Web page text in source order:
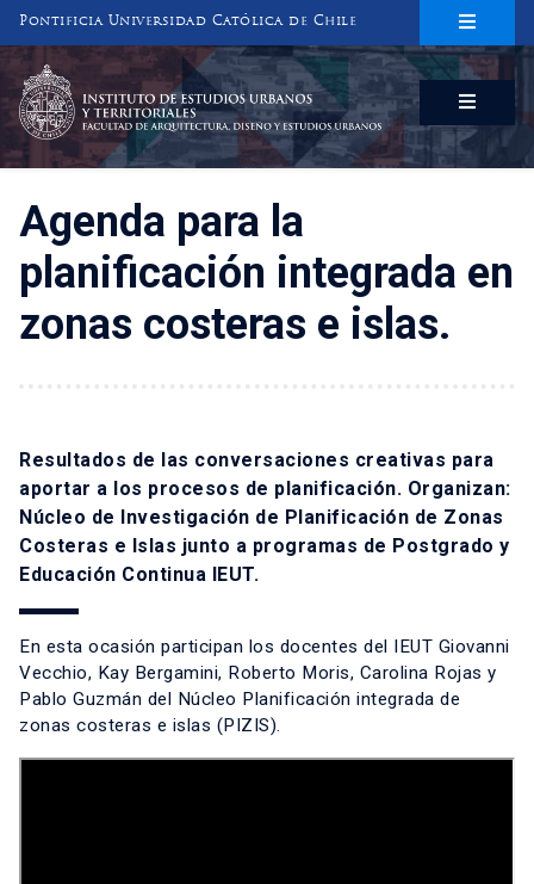
Pontificia Universidad Católica de Chile
INSTITUTO DE ESTUDIOS URBANOS
Y TERRITORIALES
FACULTAD DE ARQUITECTURA, DISEÑO Y ESTUDIOS URBANOS
Agenda para la
planificación integrada en
zonas costeras e islas.
Resultados de las conversaciones creativas para
aportar a los procesos de planificación. Organizan:
Núcleo de Investigación de Planificación de Zonas
Costeras e Islas junto a programas de Postgrado y
Educación Continua IEUT.
En esta ocasión participan los docentes del IEUT Giovanni
Vecchio, Kay Bergamini, Roberto Moris, Carolina Rojas y
Pablo Guzmán del Núcleo Planificación integrada de
zonas costeras e islas (PIZIS).